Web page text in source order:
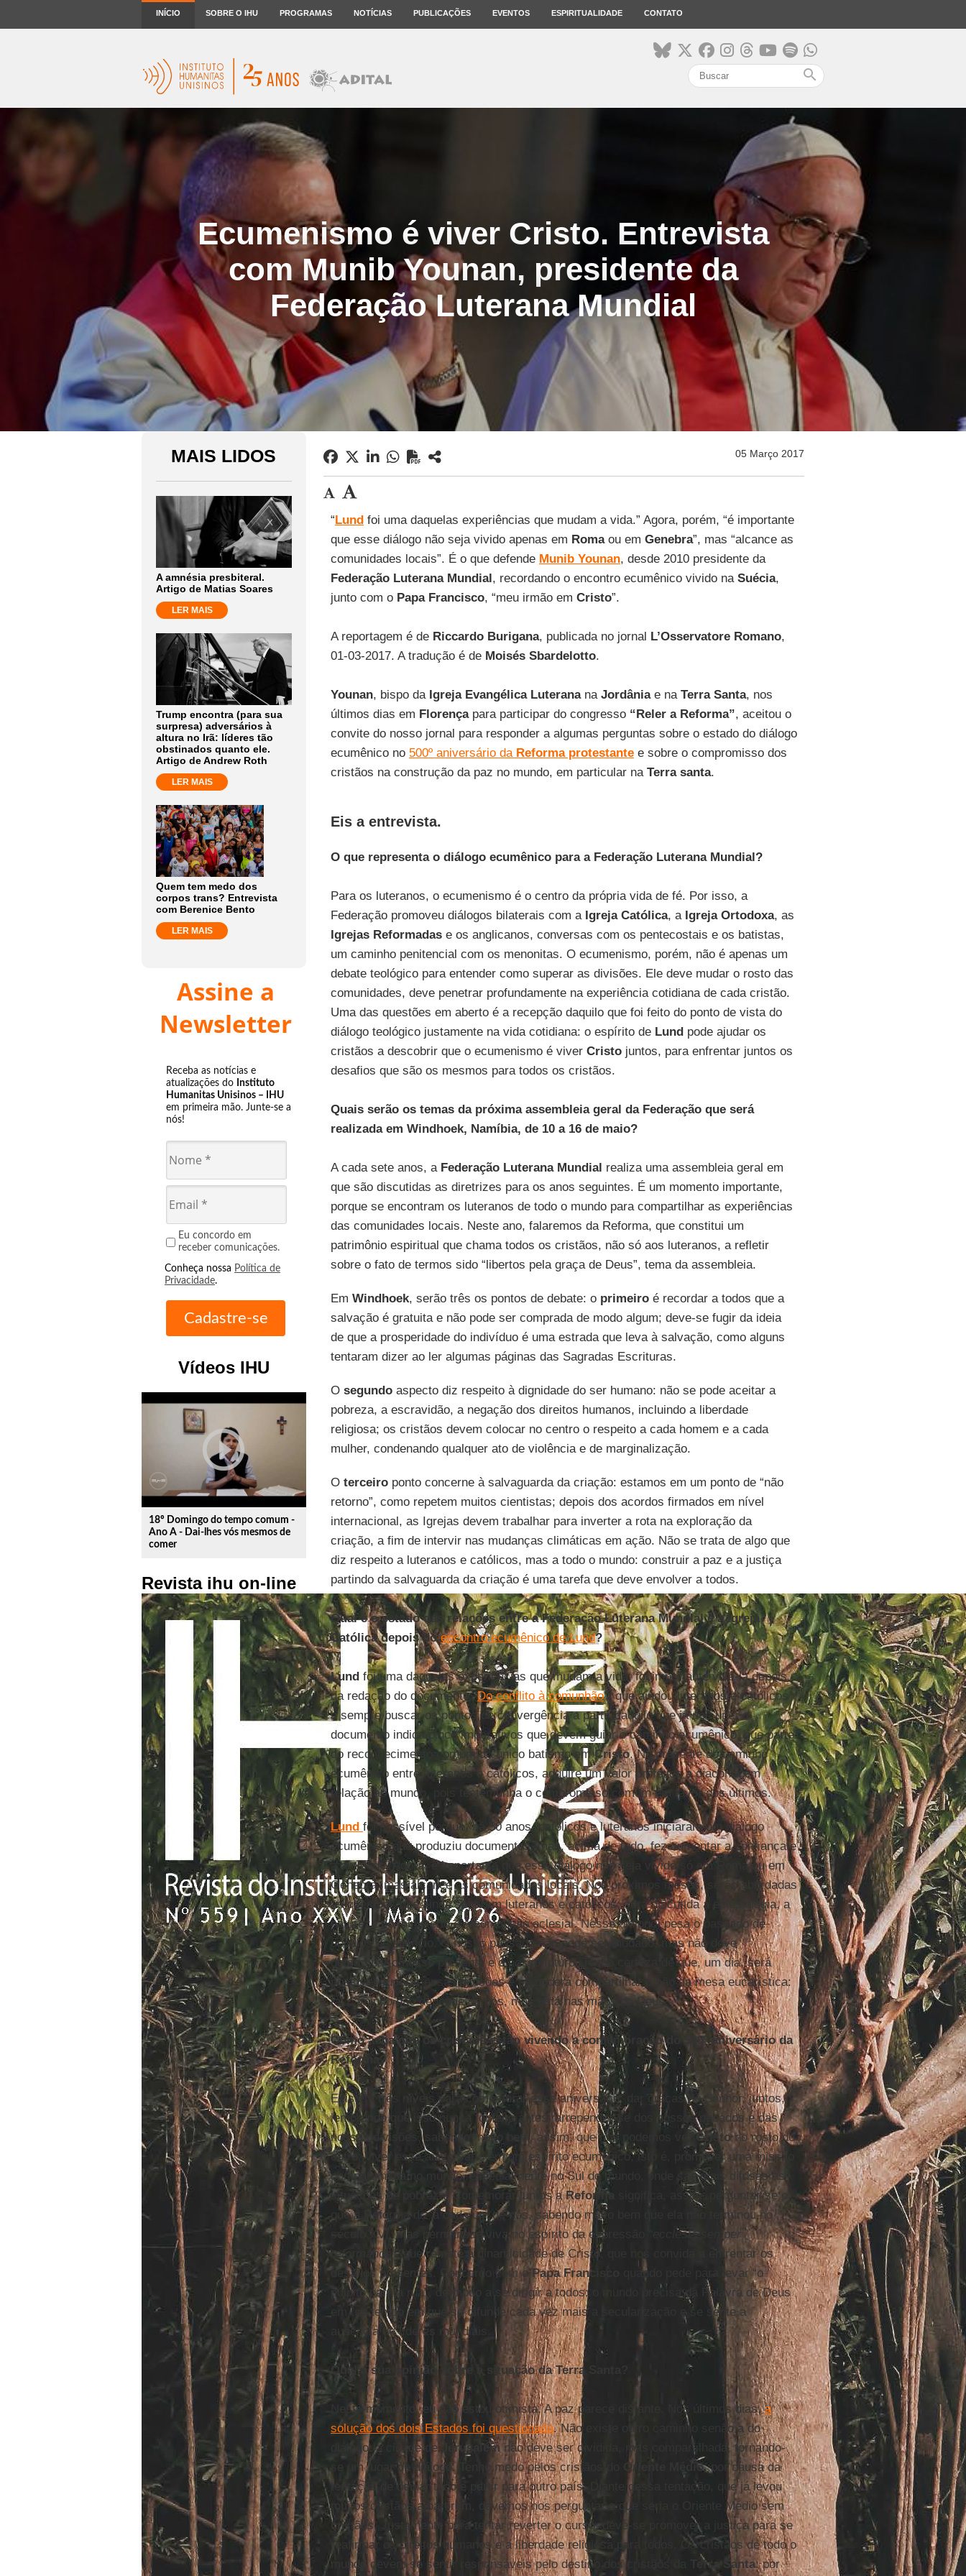
INÍCIO SOBRE O IHU PROGRAMAS NOTÍCIAS PUBLICAÇÕES EVENTOS ESPIRITUALIDADE CONTATO
search
Ecumenismo é viver Cristo. Entrevista
com Munib Younan, presidente da
Federação Luterana Mundial
MAIS LIDOS
A amnésia presbiteral.
Artigo de Matias Soares
LER MAIS
Trump encontra (para sua
surpresa) adversários à
altura no Irã: líderes tão
obstinados quanto ele.
Artigo de Andrew Roth
LER MAIS
Quem tem medo dos
corpos trans? Entrevista
com Berenice Bento
LER MAIS
Assine a
Newsletter
Receba as notícias e
atualizações do Instituto
Humanitas Unisinos – IHU
em primeira mão. Junte-se a
nós!
Eu concordo em
receber comunicações.
Conheça nossa Política de
Privacidade.
Vídeos IHU
play_circle_outline
18º Domingo do tempo comum -
Ano A - Dai-lhes vós mesmos de
comer
Revista ihu on-line
05 Março 2017
“Lundfoi uma daquelas experiências que mudam a vida.” Agora, porém, “é importante
que esse diálogo não seja vivido apenas em Romaou em Genebra”, mas “alcance as
comunidades locais”. É o que defende Munib Younan, desde 2010 presidente da
Federação Luterana Mundial, recordando o encontro ecumênico vivido na Suécia,
junto com o Papa Francisco, “meu irmão em Cristo”.
A reportagem é de Riccardo Burigana, publicada no jornal L’Osservatore Romano,
01-03-2017. A tradução é de Moisés Sbardelotto.
Younan, bispo da Igreja Evangélica Luteranana Jordâniae na Terra Santa, nos
últimos dias em Florençapara participar do congresso“Reler a Reforma”, aceitou o
convite do nosso jornal para responder a algumas perguntas sobre o estado do diálogo
ecumênico no 500º aniversário daReforma protestantee sobre o compromisso dos
cristãos na construção da paz no mundo, em particular na Terra santa.
Eis a entrevista.
O que representa o diálogo ecumênico para a Federação Luterana Mundial?
Para os luteranos, o ecumenismo é o centro da própria vida de fé. Por isso, a
Federação promoveu diálogos bilaterais com a Igreja Católica, a Igreja Ortodoxa, as
Igrejas Reformadase os anglicanos, conversas com os pentecostais e os batistas,
um caminho penitencial com os menonitas. O ecumenismo, porém, não é apenas um
debate teológico para entender como superar as divisões. Ele deve mudar o rosto das
comunidades, deve penetrar profundamente na experiência cotidiana de cada cristão.
Uma das questões em aberto é a recepção daquilo que foi feito do ponto de vista do
diálogo teológico justamente na vida cotidiana: o espírito de Lundpode ajudar os
cristãos a descobrir que o ecumenismo é viver Cristojuntos, para enfrentar juntos os
desafios que são os mesmos para todos os cristãos.
Quais serão os temas da próxima assembleia geral da Federação que será
realizada em Windhoek, Namíbia, de 10 a 16 de maio?
A cada sete anos, a Federação Luterana Mundial realiza uma assembleia geral em
que são discutidas as diretrizes para os anos seguintes. É um momento importante,
porque se encontram os luteranos de todo o mundo para compartilhar as experiências
das comunidades locais. Neste ano, falaremos da Reforma, que constitui um
patrimônio espiritual que chama todos os cristãos, não só aos luteranos, a refletir
sobre o fato de termos sido “libertos pela graça de Deus”, tema da assembleia.
Em Windhoek, serão três os pontos de debate: o primeiroé recordar a todos que a
salvação é gratuita e não pode ser comprada de modo algum; deve-se fugir da ideia
de que a prosperidade do indivíduo é uma estrada que leva à salvação, como alguns
tentaram dizer ao ler algumas páginas das Sagradas Escrituras.
O segundoaspecto diz respeito à dignidade do ser humano: não se pode aceitar a
pobreza, a escravidão, a negação dos direitos humanos, incluindo a liberdade
religiosa; os cristãos devem colocar no centro o respeito a cada homem e a cada
mulher, condenando qualquer ato de violência e de marginalização.
O terceiroponto concerne à salvaguarda da criação: estamos em um ponto de “não
retorno”, como repetem muitos cientistas; depois dos acordos firmados em nível
internacional, as Igrejas devem trabalhar para inverter a rota na exploração da
criação, a fim de intervir nas mudanças climáticas em ação. Não se trata de algo que
diz respeito a luteranos e católicos, mas a todo o mundo: construir a paz e a justiça
partindo da salvaguarda da criação é uma tarefa que deve envolver a todos.
Qual é o estado das relações entre a Federação Luterana Mundial e a Igreja
Católica depois doencontro ecumênico de Lund?
Lundfoi uma daquelas experiências que mudam a vida: foi importante vivê-la depois
da redação do documento “Do conflito à comunhão”, que ajudou luteranos e católicos
a sempre buscar os pontos de convergência a partir daquilo que já nos une; o
documento indica cinco imperativos que devem guiar o caminho ecumênico, que parte
do reconhecimento comum do único batismo emCristo. No presente do caminho
ecumênico entre luteranos e católicos, adquire um valor profético a diaconia em
relação ao mundo, pois testemunha o compromisso comum em favor dos últimos.
Lund foi possível porque, há 50 anos, católicos e luteranos iniciaram um diálogo
ecumênico que produziu documentos, mas, acima de tudo, fez aumentar a confiança e
a amizade. Agora, é importante que esse diálogo não seja vivido só em Roma ou em
Genebra, mas alcance as comunidades locais. Nos próximos meses, serão abordadas
as questões que ainda separam luteranos e católicos; será discutida a eclesiologia, a
natureza do ministério e a comunhão eclesial. Nesse diálogo, pesa o passado de
séculos de silêncio. O nosso passado não pode ser mudado, mas não deve
determinar o nosso presente e o nosso futuro. Tenho certeza de que, um dia, será
possível superar essas divisões e se poderá compartilhar o pão da mesa eucarística:
tal caminho não depende de nós, mas está nas mãos de Deus.
Como acha que os cristãos estão vivendo a comemoração do 500º aniversário da
Reforma?
Existem três níveis para comemorar esse aniversário: dar graças ao Senhor, juntos,
lembrando que isso nunca foi feito antes; arrepender-se dos nossos pecados e das
nossas divisões, sabendo muito bem, assim, que nós podemos verCristono rosto do
outro; viver esse aniversário em um espírito ecumênico, isto é, promover uma missão
compartilhada no mundo, especialmente no Sul do mundo, onde são mais difusas as
situações de pobreza. Comemorar juntos aReforma
significa, assim, perguntar-se o
que a Reforma diz a cada um de nós, sabendo muito bem que ela não terminou no
século XVI, mas permanece viva no espírito da expressão
“ecclesia semper
reformanda”, que remete à dinamicidade de Cristo, que nos convida a enfrentar os
desafios presentes. Concordo com o Papa Francisco
quando pede para levar “o
púlpito para a rua”, de modo a se dirigir a todos: o mundo precisa da Palavra de Deus
em um tempo em que se difunde cada vez mais a secularização e se sente a
ausência de líderes mundiais.
Qual a sua opinião sobre a situação da Terra Santa?
Neste momento, eu não estou otimista. A paz parece distante. Nos últimos dias,a
solução dos dois Estados foi questionada. Não existe outro caminho senão a do
diálogo: a cidade de
Jerusalémnão deve ser dividida, mas compartilhada, tornando-
se um lugar de diálogo. Tenho medo pelos cristãos do
Oriente Médio, por causa da
tentação de deixar tudo e partir para outro país. Diante dessa tentação, que já levou
muitos cristãos a partirem, devemos nos perguntar o que seria o Oriente Médio sem
cristãos. Justamente para tentar reverter o curso, deve-se promover a justiça para se
reafirmar os direitos humanos e a liberdade religiosa para todos. Os cristãos de todo o
mundo devem se sentir responsáveis pelo destino dos cristãos da
Terra Santa: por